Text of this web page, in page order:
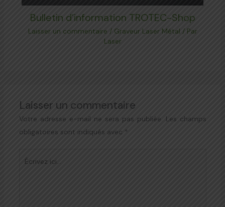
Bulletin d’information TROTEC-Shop
Laisser un commentaire / Graveur Laser Métal / Par
Laser
Laisser un commentaire
Votre adresse e-mail ne sera pas publiée.
Les champs
obligatoires sont indiqués avec *